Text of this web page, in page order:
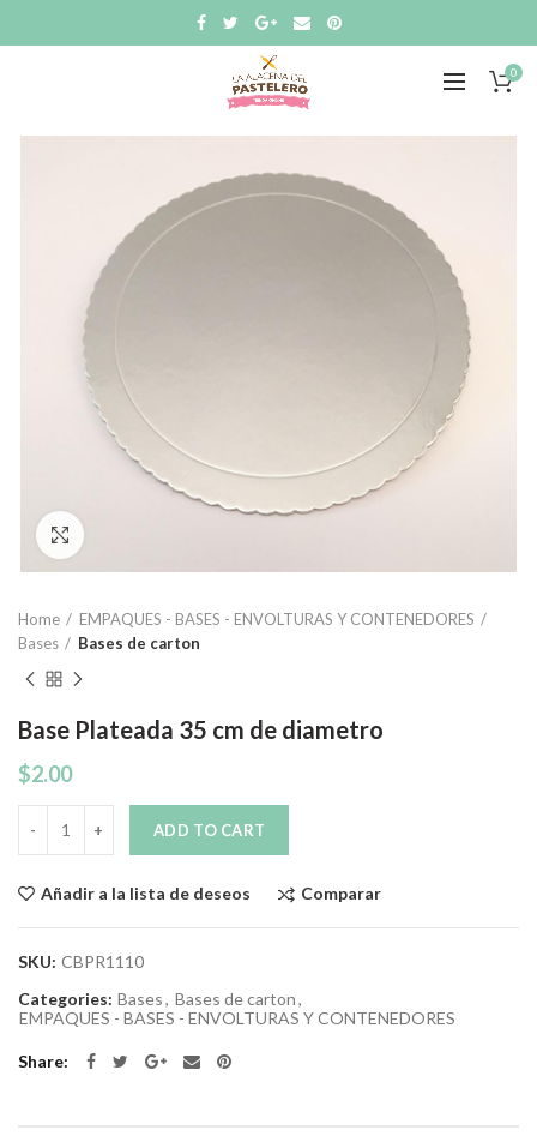
0
Home
EMPAQUES - BASES - ENVOLTURAS Y CONTENEDORES
Bases
Bases de carton
Base Plateada 35 cm de diametro
$2.00
ADD TO CART
Añadir a la lista de deseos Comparar
SKU: CBPR1110
Categories: Bases, Bases de carton,
EMPAQUES - BASES - ENVOLTURAS Y CONTENEDORES
Share